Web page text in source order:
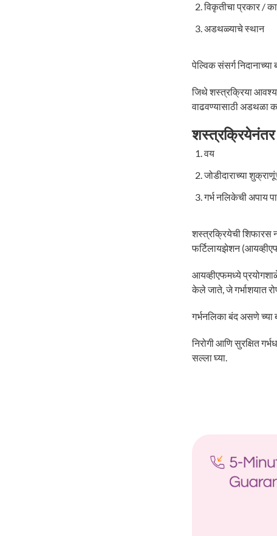
विकृतीचा प्रकार /
अडथळ्याचे स्थान
पेल्विक संसर्ग
जिथे शस्त्रक्रिया आवश्यक
वाढवण्यासाठी अडथळा
शस्त्रक्रियेनंतर
वय
जोडीदाराच्या
गर्भ नलिकेची अपाय
शस्त्रक्रियेची शिफारस न
फर्टिलायझेशन
आयव्हीएफमध्ये
केले जाते, जे गर्भाशयात
गर्भनलिका बंद असणे च्या
निरोगी आणि सुरक्षित
सल्ला घ्या.